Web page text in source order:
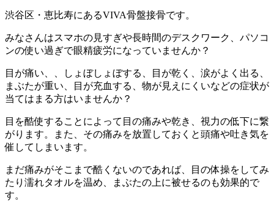
渋谷区・恵比寿にあるVIVA骨盤接骨です。
みなさんはスマホの見すぎや長時間のデスクワーク、パソコ
ンの使い過ぎで眼精疲労になっていませんか？
目が痛い、、しょぼしょぼする、目が乾く、涙がよく出る、
まぶたが重い、目が充血する、物が見えにくいなどの症状が
当てはまる方はいませんか？
目を酷使することによって目の痛みや乾き、視力の低下に繋
がります。また、その痛みを放置しておくと頭痛や吐き気を
催してしまいます。
まだ痛みがそこまで酷くないのであれば、目の体操をしてみ
たり濡れタオルを温め、まぶたの上に被せるのも効果的で
す。